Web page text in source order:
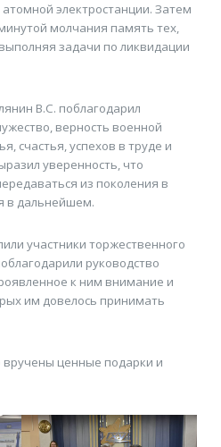
электростанции. Затем
молчания память тех,
задачи по ликвидации
В.С. поблагодарил
верность военной
счастья, успехов в труде и
уверенность, что
из поколения в
в дальнейшем.
участники торжественного
руководство
к ним внимание и
им довелось принимать
ценные подарки и